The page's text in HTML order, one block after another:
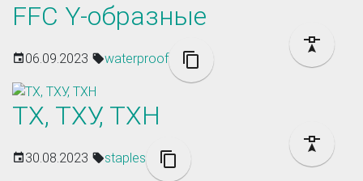
FFC Y-образные
06.09.2023 waterproof
ТХ, ТХУ, ТХН
30.08.2023 staples